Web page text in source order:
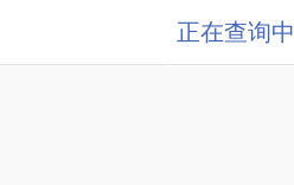
正在查询中